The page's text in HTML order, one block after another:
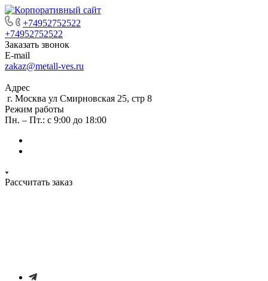
+74952752522
+74952752522
Заказать звонок
E-mail
zakaz@metall-ves.ru
Адрес
г. Москва ул Смирновская 25, стр 8
Режим работы
Пн. – Пт.: с 9:00 до 18:00
Рассчитать заказ